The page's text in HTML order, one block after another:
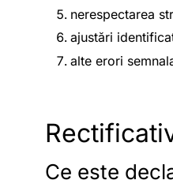
nerespectarea
ajustări
alte erori
Ce este